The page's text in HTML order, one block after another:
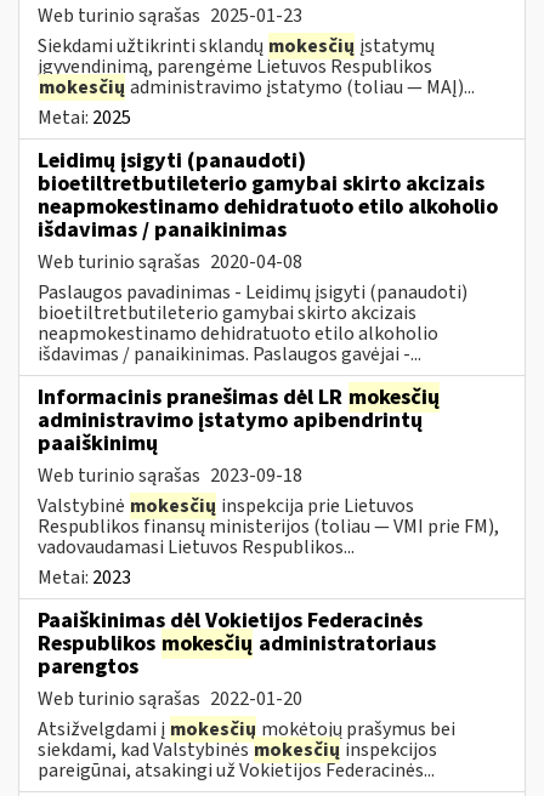
Web turinio sąrašas 2025-01-23
Siekdami užtikrinti sklandų mokesčių įstatymų
įgyvendinimą, parengėme Lietuvos Respublikos
mokesčių administravimo įstatymo (toliau — MAĮ)...
Metai: 2025
Leidimų įsigyti (panaudoti)
bioetiltretbutileterio gamybai skirto akcizais
neapmokestinamo dehidratuoto etilo alkoholio
išdavimas / panaikinimas
Web turinio sąrašas 2020-04-08
Paslaugos pavadinimas - Leidimų įsigyti (panaudoti)
bioetiltretbutileterio gamybai skirto akcizais
neapmokestinamo dehidratuoto etilo alkoholio
išdavimas / panaikinimas. Paslaugos gavėjai -...
Informacinis pranešimas dėl LR mokesčių
administravimo įstatymo apibendrintų
paaiškinimų
Web turinio sąrašas 2023-09-18
Valstybinė mokesčių inspekcija prie Lietuvos
Respublikos finansų ministerijos (toliau — VMI prie FM),
vadovaudamasi Lietuvos Respublikos...
Metai: 2023
Paaiškinimas dėl Vokietijos Federacinės
Respublikos mokesčių administratoriaus
parengtos
Web turinio sąrašas 2022-01-20
Atsižvelgdami į mokesčių mokėtojų prašymus bei
siekdami, kad Valstybinėsmokesčių inspekcijos
pareigūnai, atsakingi už Vokietijos Federacinės...